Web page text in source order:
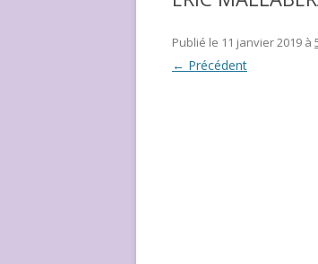
Publié le 11 janvier 2019 à
← Précédent